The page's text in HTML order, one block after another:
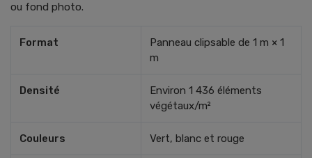
ou fond photo.
Format
Panneau clipsable de 1 m × 1
m
Densité
Environ 1 436 éléments
végétaux/m²
Couleurs Vert, blanc et rouge